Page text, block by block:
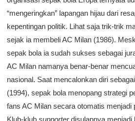
“mengeringkan” lapangan hijau dari
kepentingan politik. Lihat saja trik-trik
sejak ia membeli AC Milan (1986).
sepak bola ia sudah sukses sebagai
AC Milan namanya benar-benar
nasional. Saat mencalonkan diri
(1994), sepak bola menopang strategi
fans AC Milan secara otomatis menjadi